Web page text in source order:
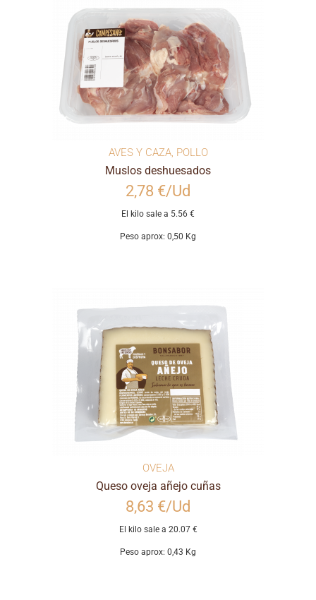
AVES Y CAZA, POLLO
Muslos deshuesados
2,78 €/Ud
El kilo sale a 5.56 €
Peso aprox: 0,50 Kg
OVEJA
Queso oveja añejo cuñas
8,63 €/Ud
El kilo sale a 20.07 €
Peso aprox: 0,43 Kg